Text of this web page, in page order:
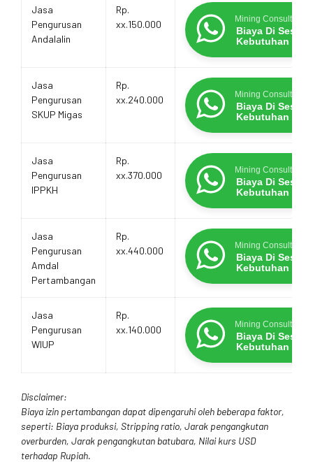
Jasa
Pengurusan
Andalalin
Rp.
xx.150.000
Mining Consultants
Biaya Di
Kebutuhan
Jasa
Pengurusan
SKUP Migas
Rp.
xx.240.000
Mining Consultants
Biaya Di
Kebutuhan
Jasa
Pengurusan
IPPKH
Rp.
xx.370.000
Mining Consultants
Biaya Di
Kebutuhan
Jasa
Pengurusan
Amdal
Pertambangan
Rp.
xx.440.000
Mining Consultants
Biaya Di
Kebutuhan
Jasa
Pengurusan
WIUP
Rp.
xx.140.000
Mining Consultants
Biaya Di
Kebutuhan
Disclaimer:
Biaya izin pertambangan dapat dipengaruhi oleh beberapa faktor,
seperti: Biaya produksi, Stripping ratio, Jarak pengangkutan
overburden, Jarak pengangkutan batubara, Nilai kurs USD
terhadap Rupiah.